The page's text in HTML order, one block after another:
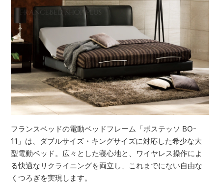
フランスベッドの電動ベッドフレーム「ボステッソ BO-
11」は、ダブルサイズ・キングサイズに対応した希少な大
型電動ベッド。広々とした寝心地と、ワイヤレス操作によ
る快適なリクライニングを両立し、これまでにない自由な
くつろぎを実現します。